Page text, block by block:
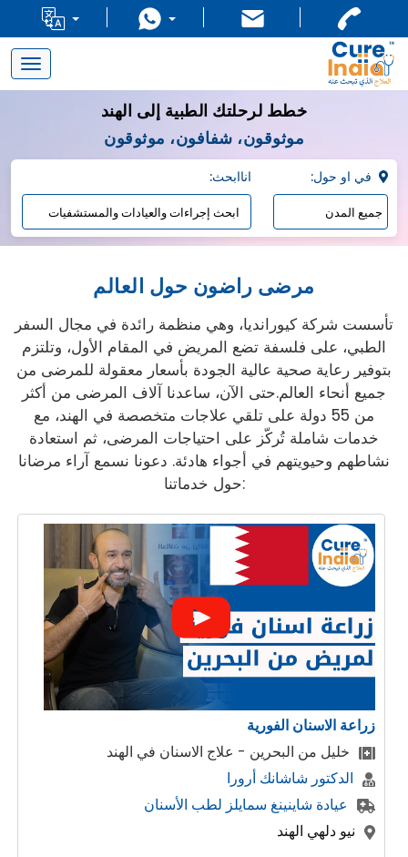
Toggle
navigation
خطط لرحلتك الطبية إلى الهند
موثوقون، شفافون، موثوقون
:اناابحث
مرضى راضون حول العالم
تأسست شركة كيورانديا، وهي منظمة رائدة في مجال السفر
الطبي، على فلسفة تضع المريض في المقام الأول، وتلتزم
بتوفير رعاية صحية عالية الجودة بأسعار معقولة للمرضى من
جميع أنحاء العالم.حتى الآن، ساعدنا آلاف المرضى من أكثر
من 55 دولة على تلقي علاجات متخصصة في الهند، مع
خدمات شاملة تُركّز على احتياجات المرضى، ثم استعادة
نشاطهم وحيويتهم في أجواء هادئة. دعونا نسمع آراء مرضانا
حول خدماتنا:
زراعة الاسنان الفورية
خليل من البحرين - علاج الاسنان في الهند
الدكتور شاشانك أرورا
عيادة شاينينغ سمايلز لطب الأسنان
نيو دلهي الهند